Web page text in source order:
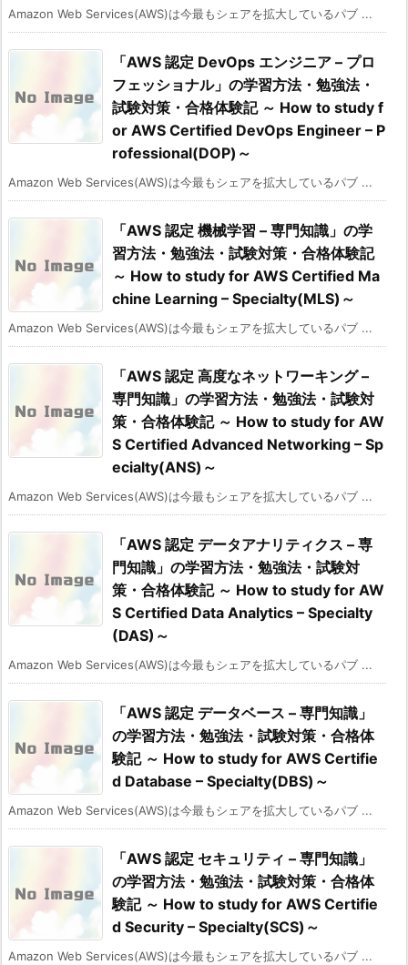
Amazon Web Services(AWS)は今最もシェアを拡大しているパブ ...
「AWS 認定 DevOps エンジニア – プロ
フェッショナル」の学習方法・勉強法・
試験対策・合格体験記 ～ How to study f
or AWS Certified DevOps Engineer – P
rofessional(DOP)～
Amazon Web Services(AWS)は今最もシェアを拡大しているパブ ...
「AWS 認定 機械学習 – 専門知識」の学
習方法・勉強法・試験対策・合格体験記
～ How to study for AWS Certified Ma
chine Learning – Specialty(MLS)～
Amazon Web Services(AWS)は今最もシェアを拡大しているパブ ...
「AWS 認定 高度なネットワーキング –
専門知識」の学習方法・勉強法・試験対
策・合格体験記 ～ How to study for AW
S Certified Advanced Networking – Sp
ecialty(ANS)～
Amazon Web Services(AWS)は今最もシェアを拡大しているパブ ...
「AWS 認定 データアナリティクス – 専
門知識」の学習方法・勉強法・試験対
策・合格体験記 ～ How to study for AW
S Certified Data Analytics – Specialty
(DAS)～
Amazon Web Services(AWS)は今最もシェアを拡大しているパブ ...
「AWS 認定 データベース – 専門知識」
の学習方法・勉強法・試験対策・合格体
験記 ～ How to study for AWS Certifie
d Database – Specialty(DBS)～
Amazon Web Services(AWS)は今最もシェアを拡大しているパブ ...
「AWS 認定 セキュリティ – 専門知識」
の学習方法・勉強法・試験対策・合格体
験記 ～ How to study for AWS Certifie
d Security – Specialty(SCS)～
Amazon Web Services(AWS)は今最もシェアを拡大しているパブ ...